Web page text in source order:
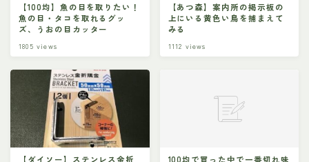
【100均】魚の目を取りたい！
魚の目・タコを取れるグッ
ズ、うおの目カッター
1805 views
【あつ森】案内所の掲示板の
上にいる黄色い鳥を捕まえて
みる
1112 views
【ダイソー】ステンレス金折 100均で買った中で一番切れ味